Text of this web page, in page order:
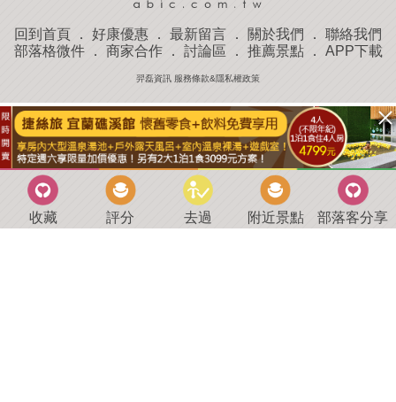
回到首頁 ． 好康優惠 ． 最新留言 ． 關於我們 ． 聯絡我們
部落格微件． 商家合作． 討論區 ． 推薦景點． APP下載
羿磊資訊 服務條款&隱私權政策
收藏 評分 去過 附近景點 部落客分享